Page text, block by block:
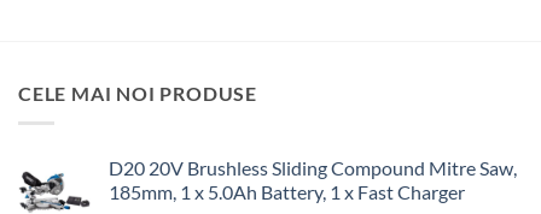
CELE MAI NOI PRODUSE
D20 20V Brushless Sliding Compound Mitre Saw,
185mm, 1 x 5.0Ah Battery, 1 x Fast Charger